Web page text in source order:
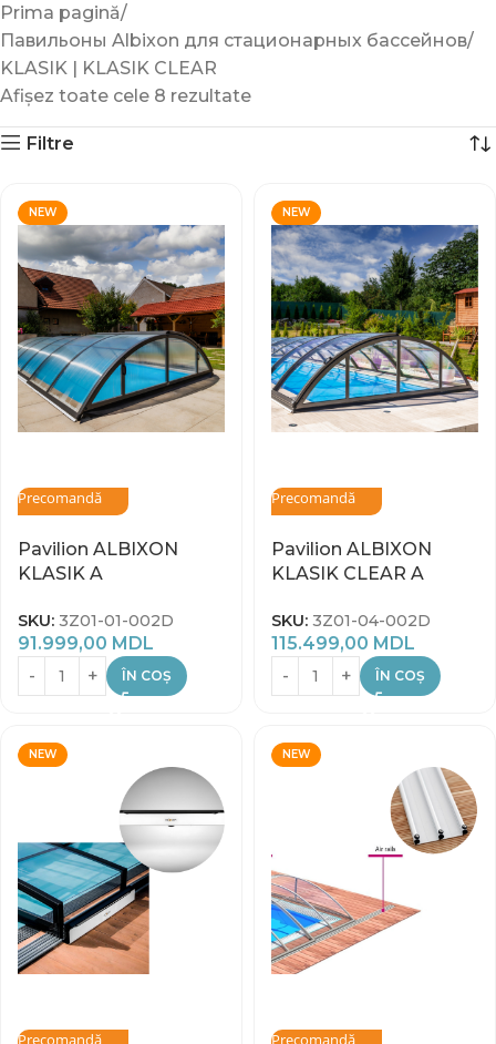
Prima pagină
Павильоны Albixon для стационарных бассейнов
KLASIK | KLASIK CLEAR
Afișez toate cele 8 rezultate
Filtre
NEW
Precomandă
Pavilion ALBIXON
KLASIK A
SKU: 3Z01-01-002D
91.999,00 MDL
ÎN COȘ
NEW
Precomandă
Pavilion ALBIXON
KLASIK CLEAR A
SKU: 3Z01-04-002D
115.499,00 MDL
ÎN COȘ
NEW
Precomandă
NEW
Precomandă